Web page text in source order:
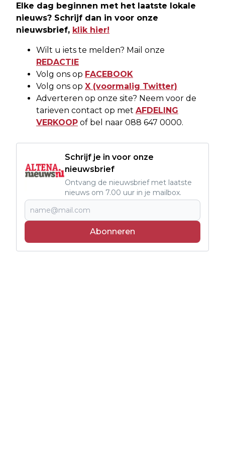
Elke dag beginnen met het laatste lokale
nieuws? Schrijf dan in voor onze
nieuwsbrief, klik hier!
Wilt u iets te melden? Mail onze
REDACTIE
Volg ons op FACEBOOK
Volg ons op X (voormalig Twitter)
Adverteren op onze site? Neem voor de
tarieven contact op met AFDELING
VERKOOP of bel naar 088 647 0000.
Schrijf je in voor onze
nieuwsbrief
Ontvang de nieuwsbrief met laatste
nieuws om 7.00 uur in je mailbox.
Abonneren